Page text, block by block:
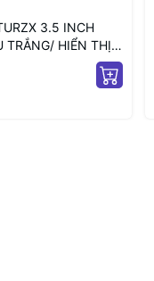
3.5 INCH
TRẮNG/ HIỂN THỊ